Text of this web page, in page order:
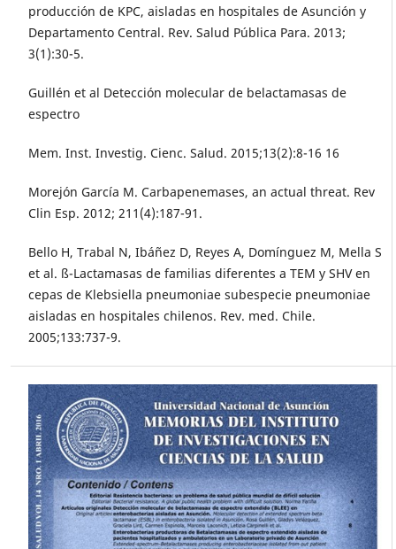
producción de KPC, aisladas en hospitales de Asunción y
Departamento Central. Rev. Salud Pública Para. 2013;
3(1):30-5.
Guillén et al Detección molecular de belactamasas de
espectro
Mem. Inst. Investig. Cienc. Salud. 2015;13(2):8-16 16
Morejón García M. Carbapenemases, an actual threat. Rev
Clin Esp. 2012; 211(4):187-91.
Bello H, Trabal N, Ibáñez D, Reyes A, Domínguez M, Mella S
et al. ß-Lactamasas de familias diferentes a TEM y SHV en
cepas de Klebsiella pneumoniae subespecie pneumoniae
aisladas en hospitales chilenos. Rev. med. Chile.
2005;133:737-9.